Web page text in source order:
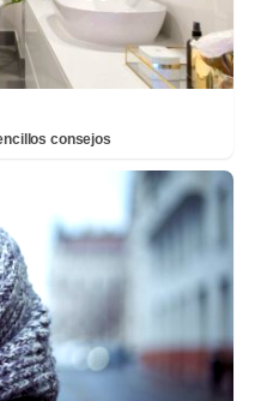
consejos